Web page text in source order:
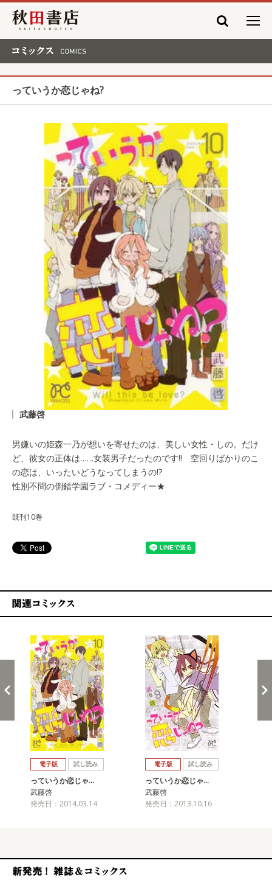
秋田書店
っていうか恋じゃね?
武藤啓
男嫌いの姫森一乃が想いを寄せたのは、美しい女性・しの。だけ
ど、彼女の正体は……女装男子だったのです!! 空回りばかりのこ
の恋は、いったいどうなってしまうの!?
性別不問の倒錯学園ラブ・コメディー★
既刊10巻
電子版 試し読み
っていうか恋じゃ…
武藤啓
発売日：2014.03.14
電子版 試し読み
っていうか恋じゃ…
武藤啓
発売日：2013.10.16